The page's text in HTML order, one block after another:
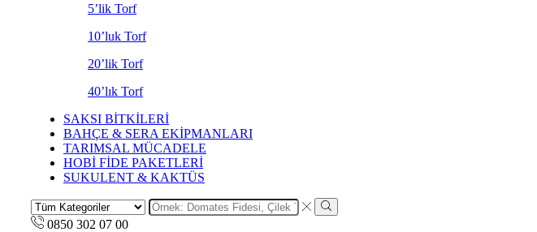
5’lik Torf
10’luk Torf
20’lik Torf
40’lık Torf
SAKSI BİTKİLERİ
BAHÇE & SERA EKİPMANLARI
TARIMSAL MÜCADELE
HOBİ FİDE PAKETLERİ
SUKULENT & KAKTÜS
0850 302 07 00